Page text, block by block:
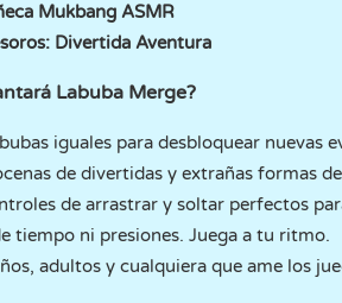
Mukbang ASMR
Divertida Aventura
Labuba Merge?
iguales para desbloquear nuevas
de divertidas y extrañas formas
de arrastrar y soltar perfectos
tiempo ni presiones. Juega a tu ritmo.
adultos y cualquiera que ame los